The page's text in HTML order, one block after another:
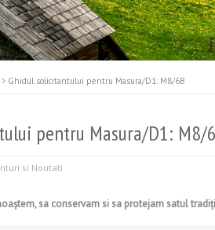
Ghidul solicitantului pentru Masura/D1: M8/6B
pentru Masura/D1: M8/
si Noutati
sa conservam si sa protejam satul